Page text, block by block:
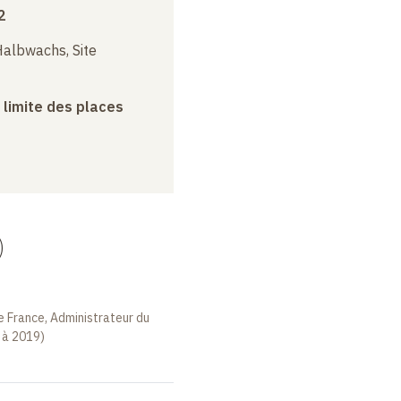
Site
limite des places
Administrateur du
2019)